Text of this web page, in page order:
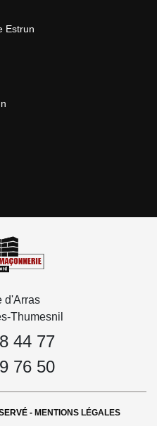
Estrun
d'Arras
Thumesnil
44 77
76 50
- MENTIONS LÉGALES